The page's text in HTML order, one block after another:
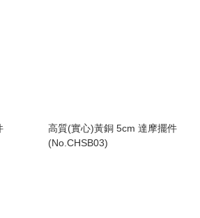
高質(實心)黃銅 5cm 達摩擺件
(No.CHSB03)